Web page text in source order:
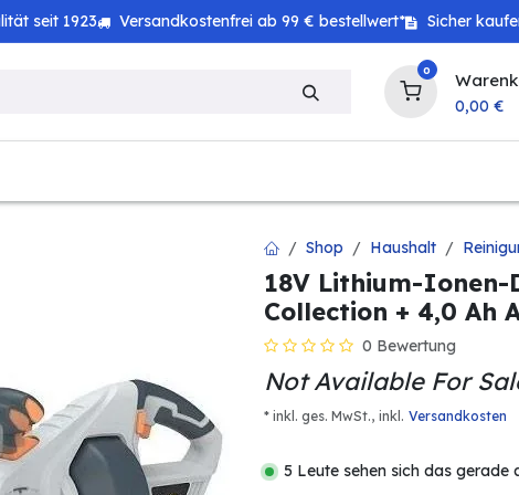
seit 1923 Versandkostenfrei ab 99 € bestellwert* Sicher
0
0,00 €
Shop Haushalt
18V Lithium-Ionen-
Collection + 4,0 Ah
0 Bewertung
Not Available For
* inkl. ges. MwSt., inkl. Versandkosten
5 Leute sehen sich das gerade